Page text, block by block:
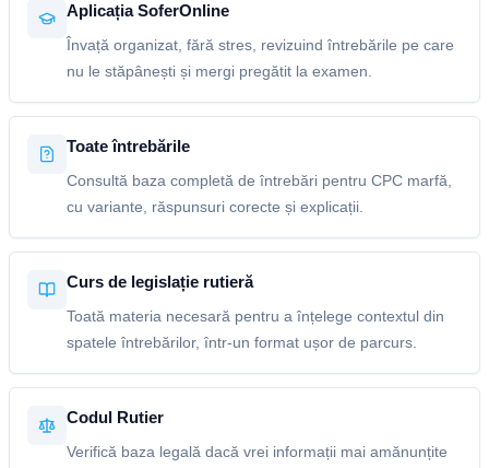
Aplicația SoferOnline
Învață organizat, fără stres, revizuind întrebările pe care
nu le stăpânești și mergi pregătit la examen.
Toate întrebările
Consultă baza completă de întrebări pentru CPC marfă,
cu variante, răspunsuri corecte și explicații.
Curs de legislație rutieră
Toată materia necesară pentru a înțelege contextul din
spatele întrebărilor, într-un format ușor de parcurs.
Codul Rutier
Verifică baza legală dacă vrei informații mai amănunțite